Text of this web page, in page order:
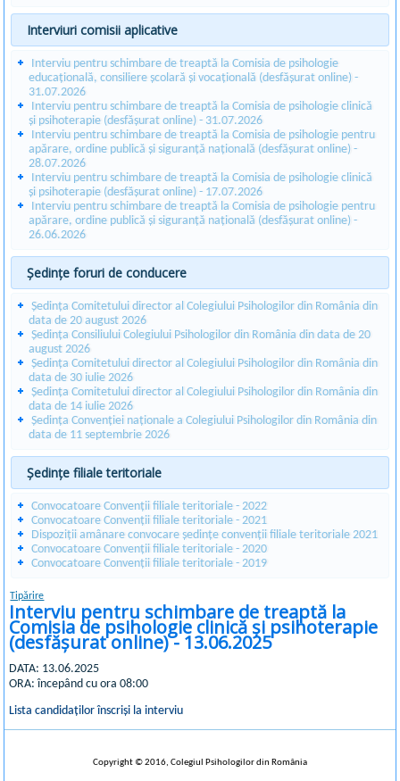
Interviuri comisii aplicative
Interviu pentru schimbare de treaptă la Comisia de psihologie
educațională, consiliere școlară și vocațională (desfășurat online) -
31.07.2026
Interviu pentru schimbare de treaptă la Comisia de psihologie clinică
și psihoterapie (desfășurat online) - 31.07.2026
Interviu pentru schimbare de treaptă la Comisia de psihologie pentru
apărare, ordine publică și siguranță națională (desfășurat online) -
28.07.2026
Interviu pentru schimbare de treaptă la Comisia de psihologie clinică
și psihoterapie (desfășurat online) - 17.07.2026
Interviu pentru schimbare de treaptă la Comisia de psihologie pentru
apărare, ordine publică și siguranță națională (desfășurat online) -
26.06.2026
Ședințe foruri de conducere
Ședința Comitetului director al Colegiului Psihologilor din România din
data de 20 august 2026
Ședința Consiliului Colegiului Psihologilor din România din data de 20
august 2026
Ședința Comitetului director al Colegiului Psihologilor din România din
data de 30 iulie 2026
Ședința Comitetului director al Colegiului Psihologilor din România din
data de 14 iulie 2026
Ședința Convenției naționale a Colegiului Psihologilor din România din
data de 11 septembrie 2026
Ședințe filiale teritoriale
Convocatoare Convenții filiale teritoriale - 2022
Convocatoare Convenții filiale teritoriale - 2021
Dispoziții amânare convocare ședințe convenții filiale teritoriale 2021
Convocatoare Convenții filiale teritoriale - 2020
Convocatoare Convenții filiale teritoriale - 2019
Tipărire
Interviu pentru schimbare de treaptă la
Comisia de psihologie clinică și psihoterapie
(desfășurat online) - 13.06.2025
DATA: 13.06.2025
ORA: începând cu ora 08:00
Lista candidaților înscriși la interviu
Copyright © 2016, Colegiul Psihologilor din România